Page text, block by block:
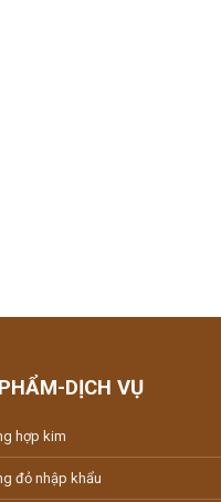
DỊCH VỤ
hợp kim
đỏ nhập khẩu